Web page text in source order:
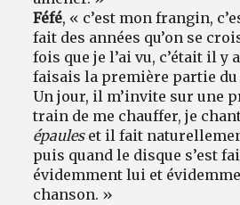
Féfé, « c’est mon frangin,
fait des années qu’on se
fois que je l’ai vu, c’était il y
faisais la première partie du
Un jour, il m’invite sur une
train de me chauffer, je
épauleset il fait
puis quand le disque s’est
évidemment lui et
chanson. »